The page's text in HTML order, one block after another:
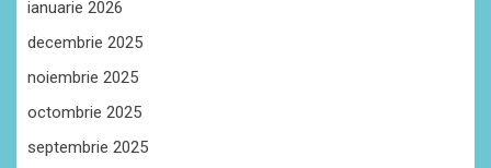
ianuarie 2026
decembrie 2025
noiembrie 2025
octombrie 2025
septembrie 2025